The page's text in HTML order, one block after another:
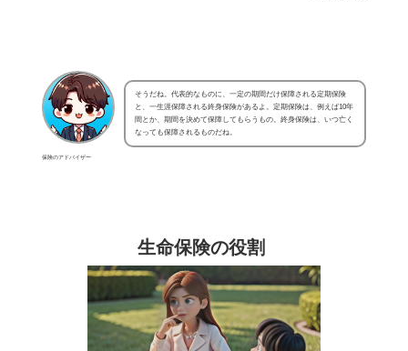
保険のアドバイザー
そうだね。代表的なものに、一定の期間だけ保障される定期保険
と、一生涯保障される終身保険があるよ。定期保険は、例えば10年
間とか、期間を決めて保障してもらうもの。終身保険は、いつ亡く
なっても保障されるものだね。
生命保険の役割